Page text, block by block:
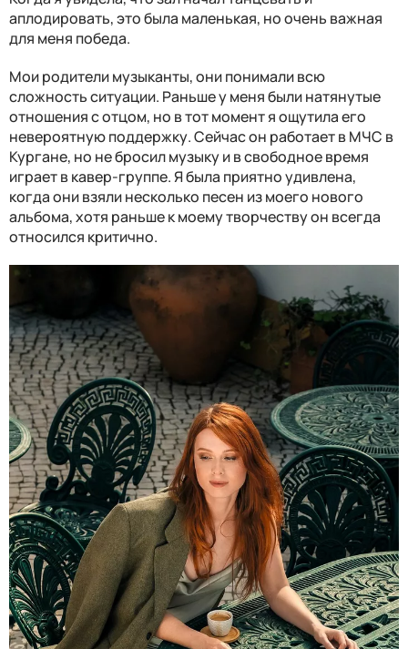
аплодировать, это была маленькая, но очень важная
для меня победа.
Мои родители музыканты, они понимали всю
сложность ситуации. Раньше у меня были натянутые
отношения с отцом, но в тот момент я ощутила его
невероятную поддержку. Сейчас он работает в МЧС в
Кургане, но не бросил музыку и в свободное время
играет в кавер-группе. Я была приятно удивлена,
когда они взяли несколько песен из моего нового
альбома, хотя раньше к моему творчеству он всегда
относился критично.